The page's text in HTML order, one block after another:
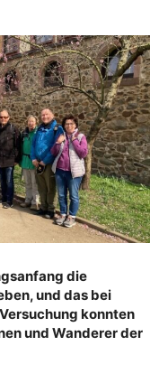
die
und das bei
konnten
und Wanderer der